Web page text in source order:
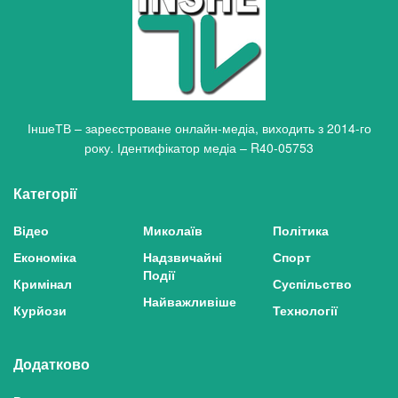
ІншеТВ – зареєстроване онлайн-медіа, виходить з 2014-го
року. Ідентифікатор медіа – R40-05753
Категорії
Відео
Економіка
Кримінал
Курйози
Миколаїв
Надзвичайні
Події
Найважливіше
Політика
Спорт
Суспільство
Технології
Додатково